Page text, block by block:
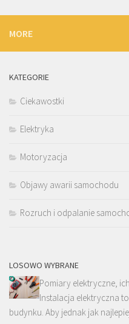
MORE
KATEGORIE
Ciekawostki
Elektryka
Motoryzacja
Objawy awarii samochodu
Rozruch i odpalanie
LOSOWO WYBRANE
Pomiary elektryczne,
Instalacja elektryczna
budynku. Aby jednak jak